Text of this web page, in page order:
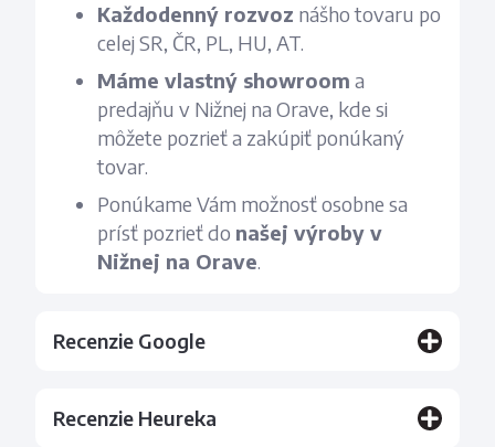
Každodenný rozvoz nášho tovaru po
celej SR, ČR, PL, HU, AT.
Máme vlastný showroom a
predajňu v Nižnej na Orave, kde si
môžete pozrieť a zakúpiť ponúkaný
tovar.
Ponúkame Vám možnosť osobne sa
prísť pozrieť do našej výroby v
Nižnej na Orave.
Recenzie Google
Recenzie Heureka